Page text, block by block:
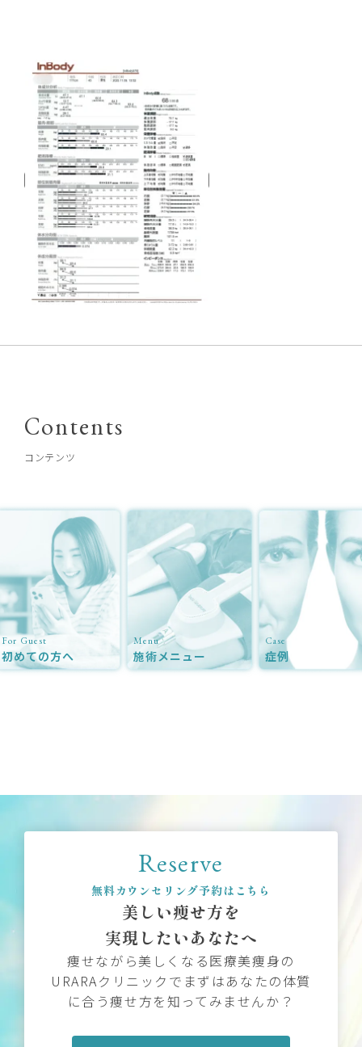
Contents
コンテンツ
For Guest
初めての方へ
Menu
施術メニュー
Case
症例
Reserve
無料カウンセリング予約はこちら
美しい痩せ方を
実現したいあなたへ
痩せながら美しくなる医療美痩身の
URARAクリニックでまずはあなたの体質
に合う痩せ方を知ってみませんか？